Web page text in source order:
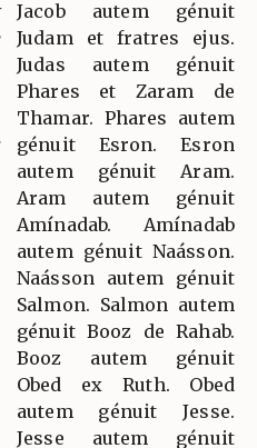
Jacob autem génuit
Judam et fratres ejus.
Judas autem génuit
Phares et Zaram de
Thamar. Phares autem
génuit Esron. Esron
autem génuit Aram.
Aram autem génuit
Amínadab. Amínadab
autem génuit Naásson.
Naásson autem génuit
Salmon. Salmon autem
génuit Booz de Rahab.
Booz autem génuit
Obed ex Ruth. Obed
autem génuit Jesse.
Jesse autem génuit